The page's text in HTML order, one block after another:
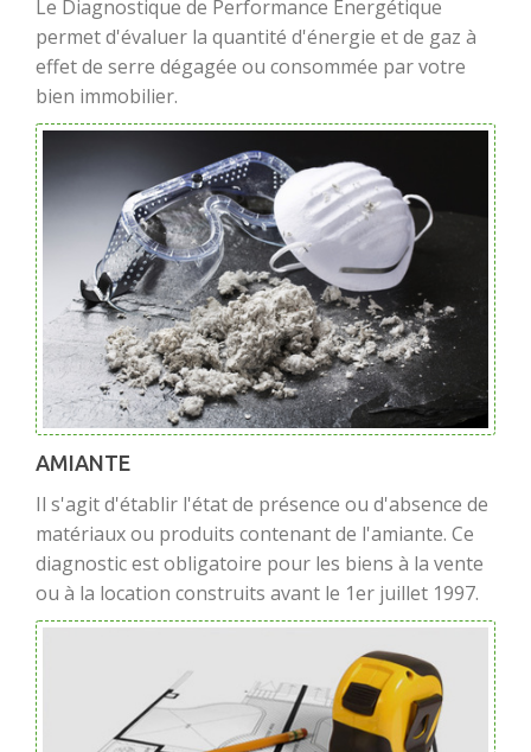
Le Diagnostique de Performance Énergétique
permet d'évaluer la quantité d'énergie et de gaz à
effet de serre dégagée ou consommée par votre
bien immobilier.
AMIANTE
Il s'agit d'établir l'état de présence ou d'absence de
matériaux ou produits contenant de l'amiante. Ce
diagnostic est obligatoire pour les biens à la vente
ou à la location construits avant le 1er juillet 1997.